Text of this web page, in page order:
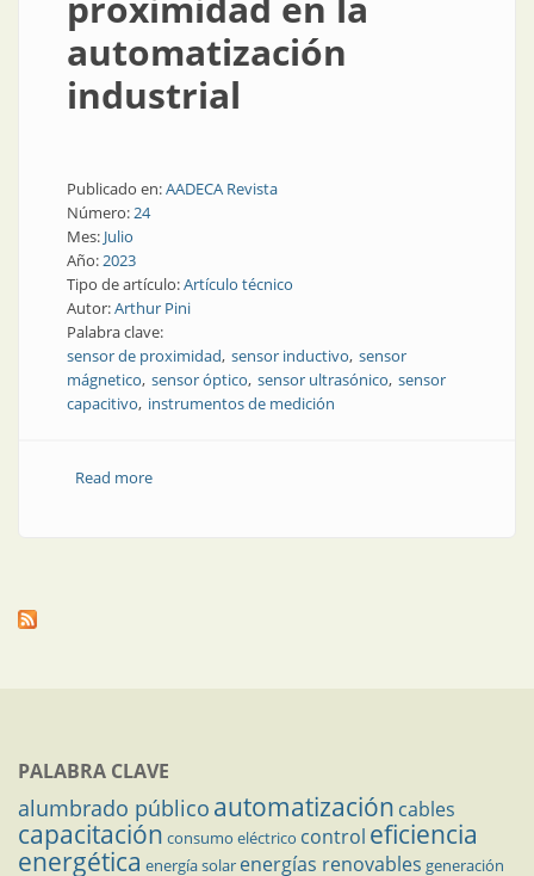
automatización
industrial
Publicado en:AADECA Revista
Número:24
Mes: Julio
Año:2023
Tipo de artículo:Artículo técnico
Autor:Arthur Pini
Palabra clave:
sensor de proximidad sensor inductivo sensor
mágnetico sensor óptico sensor ultrasónico sensor
capacitivo instrumentos de medición
Read moreabout Tipos y usos de sensores de proximidad en la
PALABRA CLAVE
alumbrado público automatización cables
capacitación consumo eléctrico control eficiencia
energética energía solar energías renovables generación